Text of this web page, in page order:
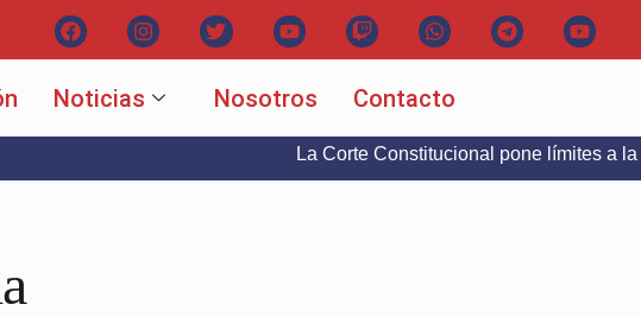
Noticias Nosotros Contacto
La Corte Constitucional pone límites a la libertad